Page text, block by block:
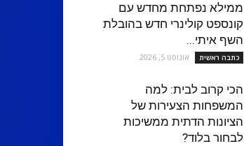
ממילא נפתחת מחדש עם
קונספט קולינרי חדש בהובלת
השף איתי...
כתבה ראשית אוגוסט 5, 2026
הכי קרוב לבית: למה
המשפחות הצעירות של
הציונות הדתית ממשיכות
לבחור בלוד?